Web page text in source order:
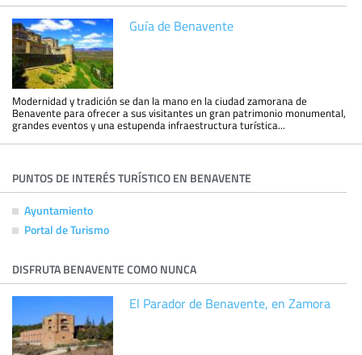
Guía de Benavente
Modernidad y tradición se dan la mano en la ciudad zamorana de
Benavente para ofrecer a sus visitantes un gran patrimonio monumental,
grandes eventos y una estupenda infraestructura turística...
PUNTOS DE INTERÉS TURÍSTICO EN BENAVENTE
Ayuntamiento
Portal de Turismo
DISFRUTA BENAVENTE COMO NUNCA
El Parador de Benavente, en Zamora